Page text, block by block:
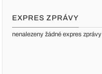
EXPRES ZPRÁVY
nenalezeny žádné expres zprávy